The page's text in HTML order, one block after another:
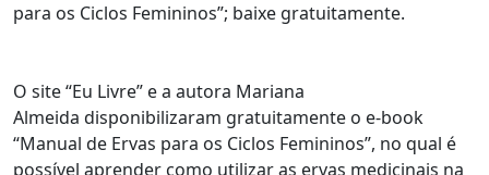
para os Ciclos Femininos”; baixe gratuitamente.
O site “Eu Livre” e a autora Mariana
Almeida disponibilizaram gratuitamente o e-book
“Manual de Ervas para os Ciclos Femininos”, no qual é
possível aprender como utilizar as ervas medicinais na